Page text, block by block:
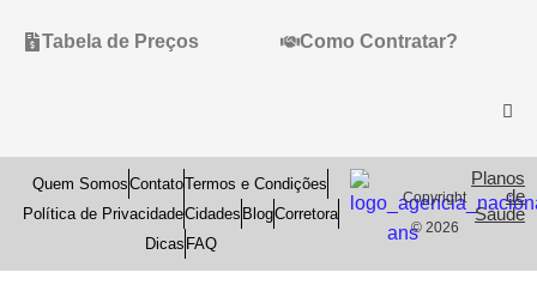
Tabela de Preços Como Contratar?
Quem SomosContatoTermos e Condições
Política de PrivacidadeCidades BlogCorretora
Dicas FAQ
Copyright
© 2026
Planos
de
Saude